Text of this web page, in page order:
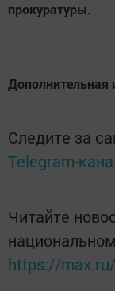
прокуратуры.
Дополнительная
Следите за
Telegram-
Читайте
https://